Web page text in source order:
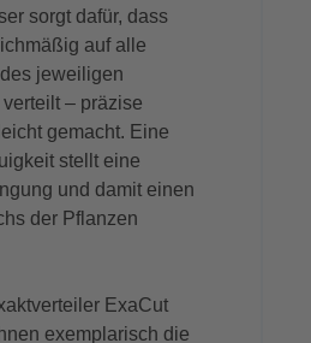
sorgt dafür, dass
auf alle
jeweiligen
– präzise
gemacht. Eine
stellt eine
und damit einen
der Pflanzen
ExaCut
exemplarisch die